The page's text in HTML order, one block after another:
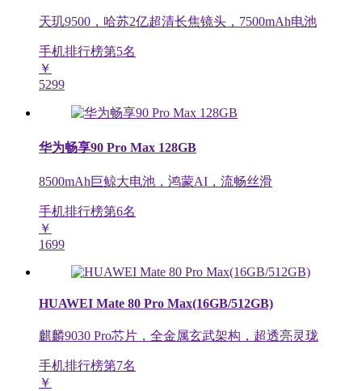
天玑9500，哈苏2亿超清长焦镜头，7500mAh电池
手机排行榜第5名
￥
5299
华为畅享90 Pro Max 128GB
8500mAh巨鲸大电池，鸿蒙AI，流畅丝滑
手机排行榜第6名
￥
1699
HUAWEI Mate 80 Pro Max(16GB/512GB)
麒麟9030 Pro芯片，全金属玄武架构，超透亮灵珑
手机排行榜第7名
￥